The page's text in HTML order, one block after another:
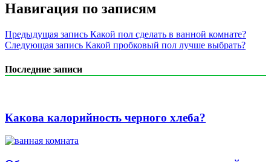
Навигация по записям
Предыдущая запись Какой пол сделать в ванной комнате?
Следующая запись Какой пробковый пол лучше выбрать?
Последние записи
Какова калорийность черного хлеба?